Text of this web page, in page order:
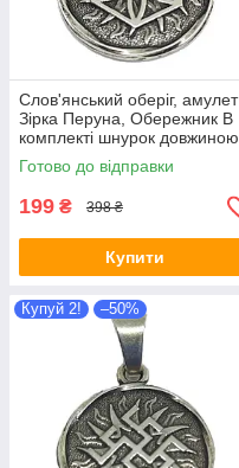
Слов'янський оберіг, амулет
Зірка Перуна, Обережник В
комплекті шнурок довжиною
70 см, метал
Готово до відправки
199 ₴ 398 ₴
Купити
Купуй 2! –50%